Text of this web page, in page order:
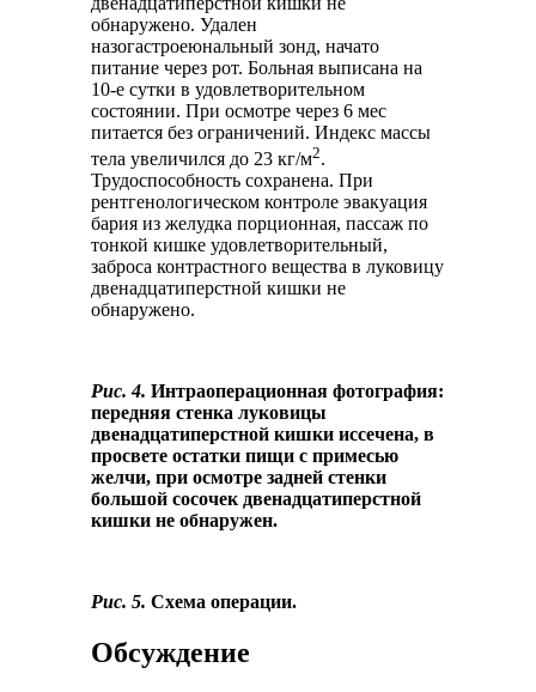
обнаружено. Удален
назогастроеюнальный зонд, начато
питание через рот. Больная выписана на
10-е сутки в удовлетворительном
состоянии. При осмотре через 6 мес
питается без ограничений. Индекс массы
тела увеличился до 23 кг/м2.
Трудоспособность сохранена. При
рентгенологическом контроле эвакуация
бария из желудка порционная, пассаж по
тонкой кишке удовлетворительный,
заброса контрастного вещества в луковицу
двенадцатиперстной кишки не
обнаружено.
Рис. 4. Интраоперационная фотография:
передняя стенка луковицы
двенадцатиперстной кишки иссечена, в
просвете остатки пищи с примесью
желчи, при осмотре задней стенки
большой сосочек двенадцатиперстной
кишки не обнаружен.
Рис. 5. Схема операции.
Обсуждение